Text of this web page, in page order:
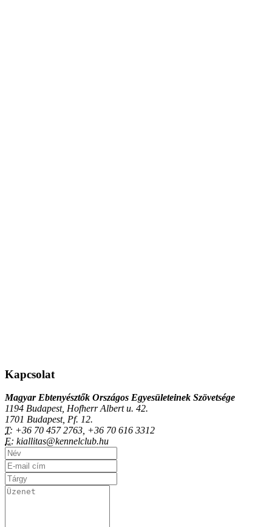
Kapcsolat
Magyar Ebtenyésztők Országos Egyesületeinek Szövetsége
1194 Budapest, Hofherr Albert u. 42.
1701 Budapest, Pf. 12.
T: +36 70 457 2763, +36 70 616 3312
E: kiallitas@kennelclub.hu